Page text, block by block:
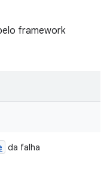
framework
da falha